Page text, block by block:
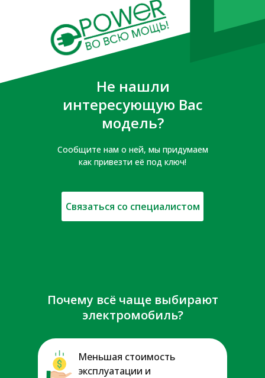
Не нашли
интересующую Вас
модель?
Сообщите нам о ней, мы придумаем
как привезти её под ключ!
Связаться со специалистом
Почему всё чаще выбирают
электромобиль?
Меньшая стоимость
эксплуатации и